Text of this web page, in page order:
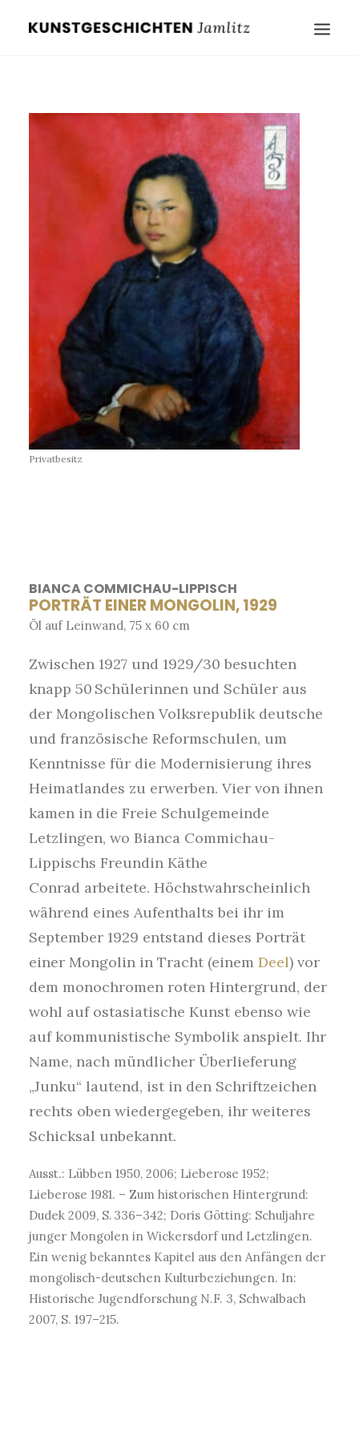
Privatbesitz
BIANCACOMMICHAU-LIPPISCH
PORTRÄT EINER MONGOLIN, 1929
Öl auf Leinwand, 75 x 60 cm
Zwischen 1927 und 1929/30 besuchten
knapp 50 Schülerinnen und Schüler aus
der Mongolischen Volksrepublik deutsche
und französische Reformschulen, um
Kenntnisse für die Modernisierung ihres
Heimatlandes zu erwerben. Vier von ihnen
kamen in die Freie Schulgemeinde
Letzlingen, wo Bianca Commichau-
Lippischs Freundin Käthe
Conrad arbeitete. Höchstwahrscheinlich
während eines Aufenthalts bei ihr im
September 1929 entstand dieses Porträt
einer Mongolin in Tracht (einem Deel) vor
dem monochromen roten Hintergrund, der
wohl auf ostasiatische Kunst ebenso wie
auf kommunistische Symbolik anspielt. Ihr
Name, nach mündlicher Überlieferung
„Junku“ lautend, ist in den Schriftzeichen
rechts oben wiedergegeben, ihr weiteres
Schicksal unbekannt.
Ausst.: Lübben 1950, 2006; Lieberose 1952;
Lieberose 1981. – Zum historischen Hintergrund:
Dudek 2009, S. 336–342; Doris Götting: Schuljahre
junger Mongolen in Wickersdorf und Letzlingen.
Ein wenig bekanntes Kapitel aus den Anfängen der
mongolisch-deutschen Kulturbeziehungen. In:
Historische Jugendforschung N.F. 3, Schwalbach
2007, S. 197–215.